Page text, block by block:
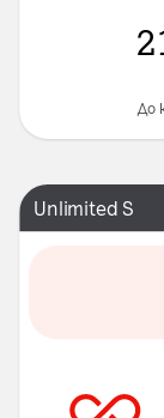
До
Unlimited S